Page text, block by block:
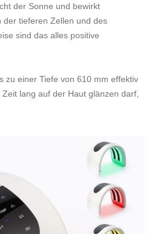
der Sonne und bewirkt
der tieferen Zellen und des
sind das alles positive
zu einer Tiefe von 610 mm effektiv
lang auf der Haut glänzen darf,